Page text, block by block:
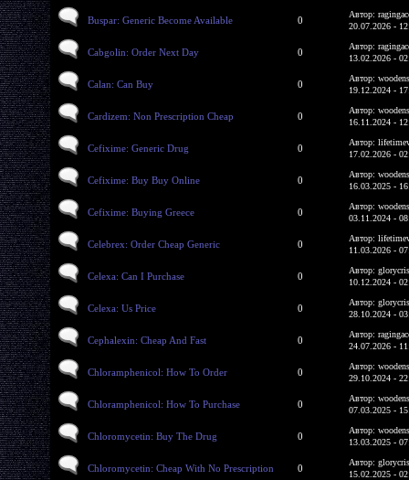
Buspar: Generic Become Available 0
Автор:
20.07.2026 -
Cabgolin: Order Next Day 0
Автор:
13.02.2026 -
Calan: Can Buy 0
Автор:
19.12.2024 -
Cardizem: Non Prescription Cheap 0
Автор:
16.11.2024 -
Cefixime: Generic Drug 0
Автор:
17.02.2026 -
Cefixime: Buy Buy Online 0
Автор:
16.03.2025 -
Cefixime: Buying Greece 0
Автор:
03.11.2024 -
Celebrex: Order Cheap Generic 0
Автор:
11.03.2026 -
Celexa: Can I Purchase 0
Автор:
10.12.2024 -
Celexa: Us Price 0
Автор:
28.10.2024 -
Cephalexin: Cheap And Fast 0
Автор:
24.07.2026 -
Chloramphenicol: How To Order 0
Автор:
29.10.2024 -
Chloramphenicol: How To Purchase 0
Автор:
07.03.2025 -
Chloromycetin: Buy The Drug 0
Автор:
13.03.2025 -
Chloromycetin: Cheap With No Prescription 0
Автор:
15.02.2025 -